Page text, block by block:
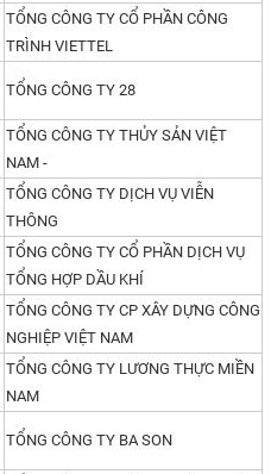
TỔNG CÔNG TY CỔ PHẦN CÔNG
TRÌNH VIETTEL
TỔNG CÔNG TY 28
TỔNG CÔNG TY THỦY SẢN VIỆT
NAM -
TỔNG CÔNG TY DỊCH VỤ VIỄN
THÔNG
TỔNG CÔNG TY CỔ PHẦN DỊCH VỤ
TỔNG HỢP DẦU KHÍ
TỔNG CÔNG TY CP XÂY DỰNG CÔNG
NGHIỆP VIỆT NAM
TỔNG CÔNG TY LƯƠNG THỰC MIỀN
NAM
TỔNG CÔNG TY BA SON